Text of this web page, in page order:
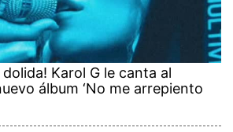
Karol G le canta al
álbum ‘No me arrepiento